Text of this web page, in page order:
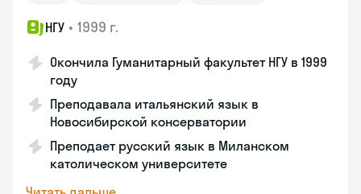
НГУ • 1999 г.
Окончила Гуманитарный факультет НГУ в 1999
году
Преподавала итальянский язык в
Новосибирской консерватории
Преподает русский язык в Миланском
католическом университете